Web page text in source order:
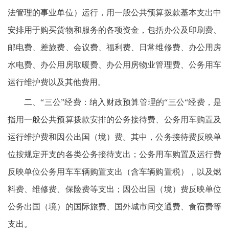
法管理的事业单位）运行，用一般公共预算拨款基本支出中
安排用于购买货物和服务的各项资金，包括办公及印刷费、
邮电费、差旅费、会议费、福利费、日常维修费、办公用房
水电费、办公用房取暖费、办公用房物业管理费、公务用车
运行维护费以及其他费用。
二、“三公”经费：纳入财政预算管理的“三公“经费，是
指用一般公共预算拨款安排的公务接待费、公务用车购置及
运行维护费和因公出国（境）费。其中，公务接待费反映单
位按规定开支的各类公务接待支出；公务用车购置及运行费
反映单位公务用车车辆购置支出（含车辆购置税），以及燃
料费、维修费、保险费等支出；因公出国（境）费反映单位
公务出国（境）的国际旅费、国外城市间交通费、食宿费等
支出。